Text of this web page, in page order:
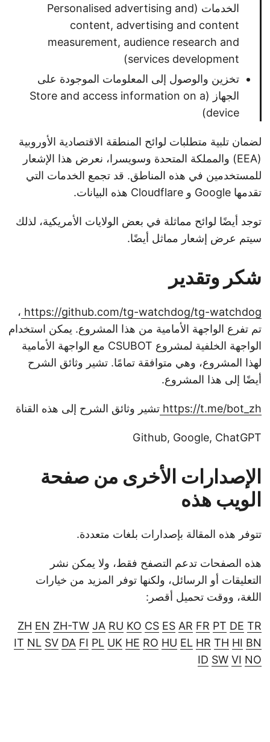
الخدمات (Personalised advertising and
content, advertising and content
measurement, audience research and
services development)
تخزين والوصول إلى المعلومات الموجودة على
الجهاز (Store and access information on a
device)
لضمان تلبية متطلبات لوائح المنطقة الاقتصادية الأوروبية
(EEA) والمملكة المتحدة وسويسرا، نعرض هذا الإشعار
للمستخدمين في هذه المناطق. قد تجمع الخدمات التي
تقدمها Google و Cloudflare هذه البيانات.
توجد أيضًا لوائح مماثلة في بعض الولايات الأمريكية، لذلك
سيتم عرض إشعار مماثل أيضًا.
شكر وتقدير
https://github.com/tg-watchdog/tg-watchdog ،
تم تفرع الواجهة الأمامية من هذا المشروع. يمكن استخدام
الواجهة الخلفية لمشروع CSUBOT مع الواجهة الأمامية
لهذا المشروع، وهي متوافقة تمامًا. تشير وثائق الشرح
أيضًا إلى هذا المشروع.
https://t.me/bot_zh تشير وثائق الشرح إلى هذه القناة
Github, Google, ChatGPT
الإصدارات الأخرى من صفحة
الويب هذه
تتوفر هذه المقالة بإصدارات بلغات متعددة.
هذه الصفحات تدعم التصفح فقط، ولا يمكن نشر
التعليقات أو الرسائل، ولكنها توفر المزيد من خيارات
اللغة، ووقت تحميل أقصر:
ZH EN ZH-TW JA RU KO CS ES AR FR PT DE TR
IT NL SV DA FI PL UK HE RO HU EL HR TH HI BN
ID SW VI NO